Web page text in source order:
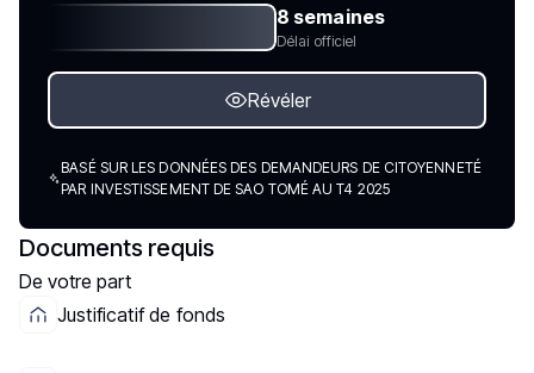
8 semaines
Délai officiel
Révéler
BASÉ SUR LES DONNÉES DES DEMANDEURS DE CITOYENNETÉ
PAR INVESTISSEMENT DE SAO TOMÉ AU T4 2025
Documents requis
De votre part
Justificatif de fonds